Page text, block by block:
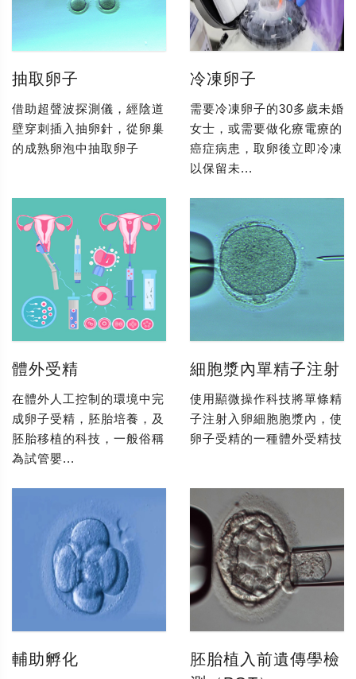
抽取卵子
借助超聲波探測儀，經陰道
壁穿刺插入抽卵針，從卵巢
的成熟卵泡中抽取卵子
冷凍卵子
需要冷凍卵子的30多歲未婚
女士，或需要做化療電療的
癌症病患，取卵後立即冷凍
以保留未...
體外受精
在體外人工控制的環境中完
成卵子受精，胚胎培養，及
胚胎移植的科技，一般俗稱
為試管嬰...
細胞漿內單精子注射
使用顯微操作科技將單條精
子注射入卵細胞胞漿內，使
卵子受精的一種體外受精技
輔助孵化
胚胎植入前遺傳學檢